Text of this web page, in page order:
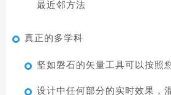
最近邻方法
真正的多学科
坚如磐石的矢量工具可以按照
设计中任何部分的实时效果，